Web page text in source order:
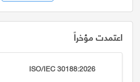
اعتمدت مؤخراً
ISO/IEC 30188:2026